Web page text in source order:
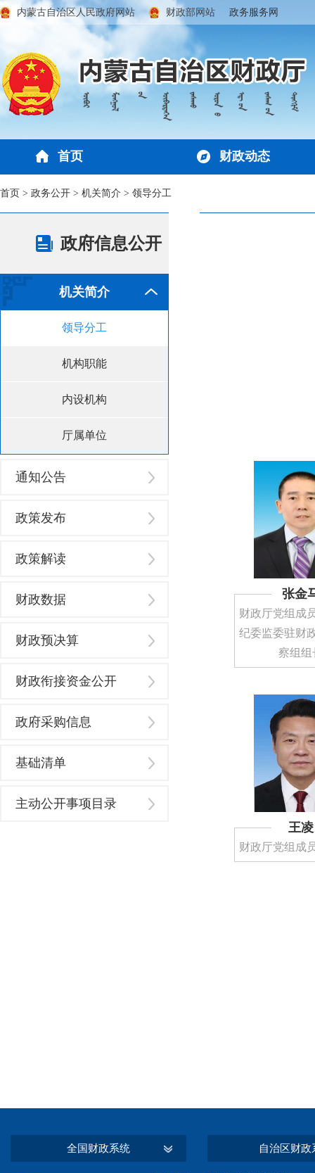
内蒙古自治区人民政府网站 财政部网站 政务服务网
首页 财政动态
首页 > 政务公开 > 机关简介 > 领导分工
政府信息公开
机关简介
领导分工
机构职能
内设机构
厅属单位
通知公告
政策发布
政策解读
财政数据
财政预决算
财政衔接资金公开
政府采购信息
基础清单
主动公开事项目录
张金
财政厅党组成
纪委监委驻财
察组组
王凌
财政厅党组成
全国财政系统 自治区财政